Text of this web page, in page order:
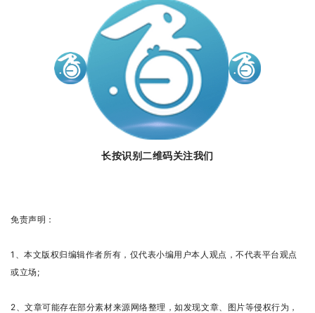
长按识别二维码关注我们
免责声明：
1、本文版权归编辑作者所有，仅代表小编用户本人观点，不代表平台观点
或立场;
2、文章可能存在部分素材来源网络整理，如发现文章、图片等侵权行为，